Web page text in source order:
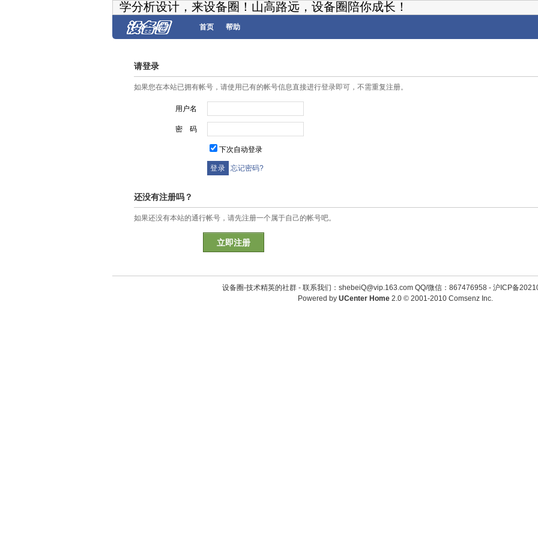
学分析设计，来设备圈！山高路远，设备圈陪你成长！
首页 帮助
请登录
如果您在本站已拥有帐号，请使用已有的帐号信息直接进行登录即可，不需重复注册。
用户名
密 码
下次自动登录
忘记密码?
还没有注册吗？
如果还没有本站的通行帐号，请先注册一个属于自己的帐号吧。
立即注册
设备圈-技术精英的社群 - 联系我们：shebeiQ@vip.163.com QQ/微信：867476958- 沪ICP备
Powered by UCenter Home 2.0© 2001-2010 Comsenz Inc.